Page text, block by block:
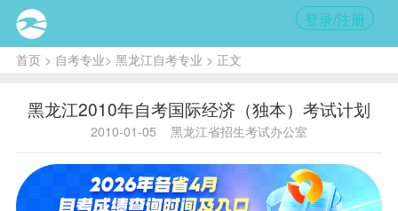
登录/注册
首页> 自考专业> 黑龙江自考专业 > 正文
黑龙江2010年自考国际经济（独本）考试计划
2010-01-05 黑龙江省招生考试办公室